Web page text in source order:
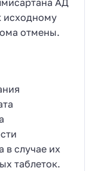
АД
исходному
отмены.
в случае их
таблеток.